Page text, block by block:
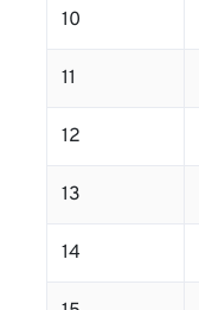
10
11
12
13
14